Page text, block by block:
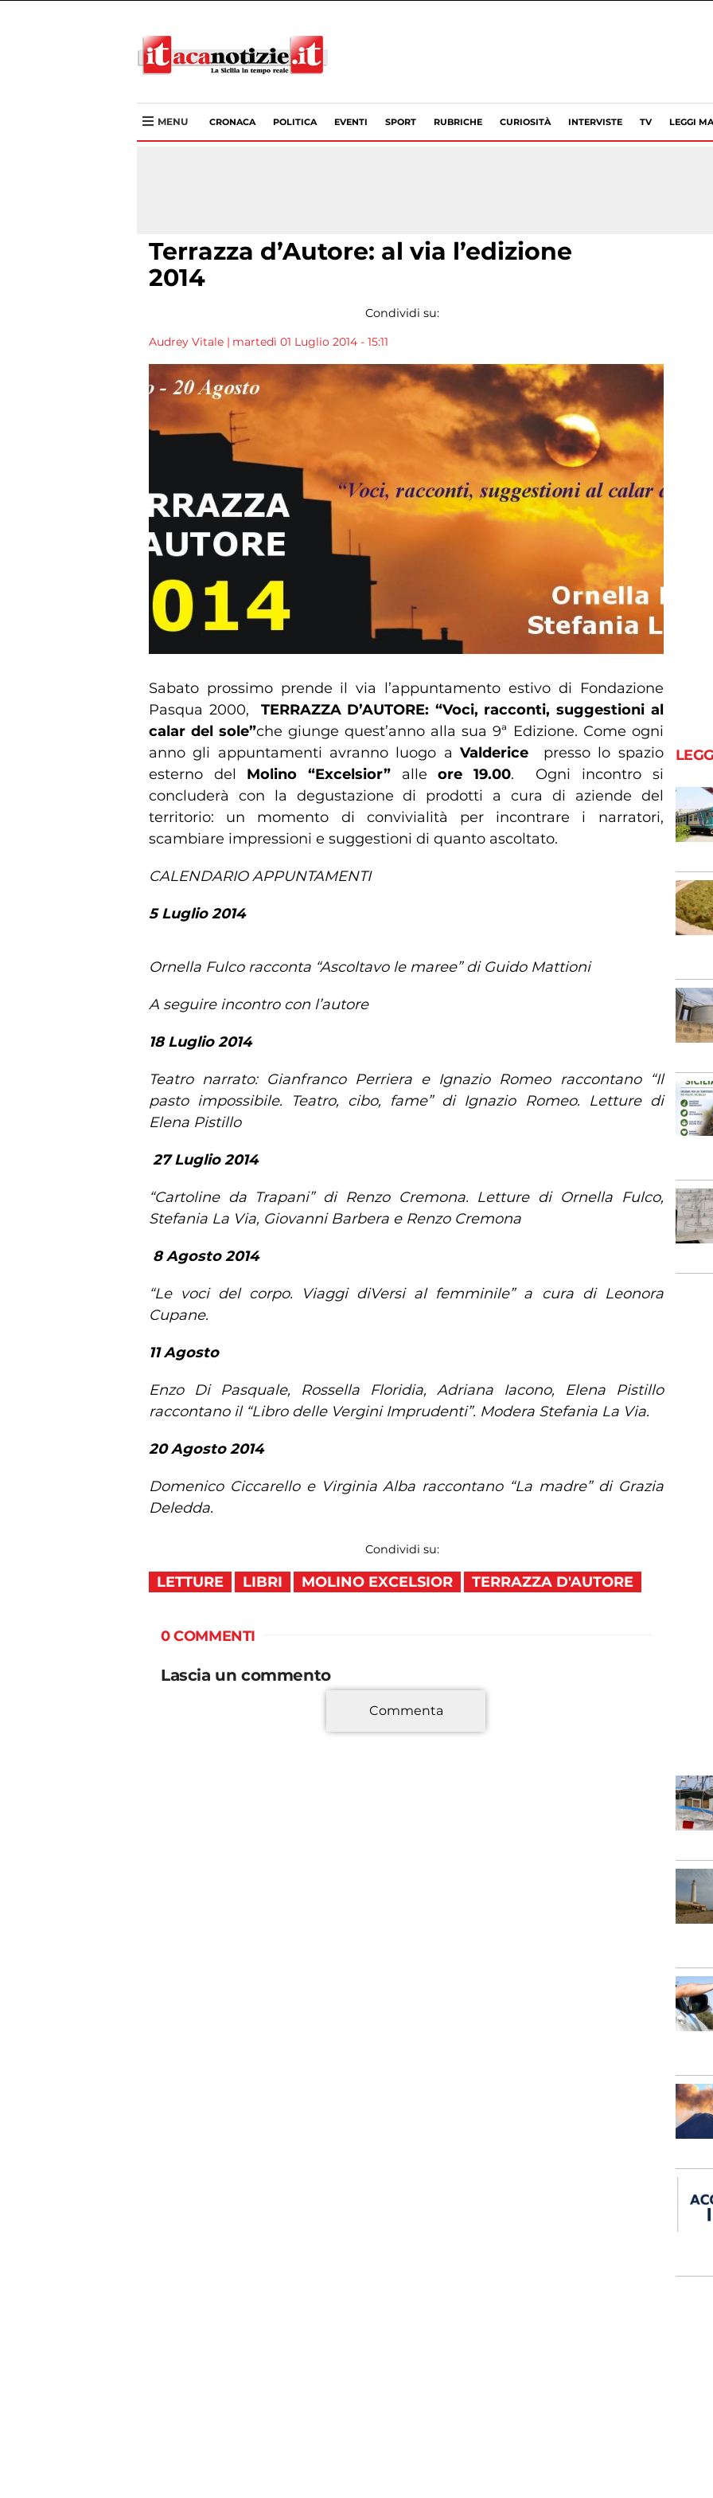
MENU CRONACA POLITICA EVENTI SPORT RUBRICHE CURIOSITÀ INTERVISTE TV LEGGI
Terrazza d’Autore: al via l’edizione
2014
Condividi su:
Audrey Vitale | martedì 01 Luglio 2014 - 15:11
Sabato prossimo prende il via l’appuntamento estivo di Fondazione
Pasqua 2000, TERRAZZA D’AUTORE: “Voci, racconti, suggestioni al
calar del sole”che giunge quest’anno alla sua 9ª Edizione. Come ogni
anno gli appuntamenti avranno luogo aValderice presso lo spazio
esterno del Molino “Excelsior” alleore 19.00. Ogni incontro si
concluderà con la degustazione di prodotti a cura di aziende del
territorio: un momento di convivialità per incontrare i narratori,
scambiare impressioni e suggestioni di quanto ascoltato.
CALENDARIO APPUNTAMENTI
5 Luglio 2014
Ornella Fulco racconta “Ascoltavo le maree” di Guido Mattioni
A seguire incontro con l’autore
18 Luglio 2014
Teatro narrato: Gianfranco Perriera e Ignazio Romeo raccontano “Il
pasto impossibile. Teatro, cibo, fame” di Ignazio Romeo. Letture di
Elena Pistillo
27 Luglio 2014
“Cartoline da Trapani” di Renzo Cremona. Letture di Ornella Fulco,
Stefania La Via, Giovanni Barbera e Renzo Cremona
8 Agosto 2014
“Le voci del corpo. Viaggi diVersi al femminile” a cura di Leonora
Cupane.
11 Agosto
Enzo Di Pasquale, Rossella Floridia, Adriana Iacono, Elena Pistillo
raccontano il “Libro delle Vergini Imprudenti”. Modera Stefania La Via.
20 Agosto 2014
Domenico Ciccarello e Virginia Alba raccontano “La madre” di Grazia
Deledda.
Condividi su:
LETTURE LIBRI MOLINO EXCELSIOR TERRAZZA D'AUTORE
0 COMMENTI
Lascia un commento
Commenta